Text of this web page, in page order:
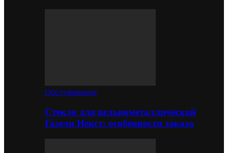
Обслуживание
Стекло для цельнометаллической
Газели Некст: особенности заказа